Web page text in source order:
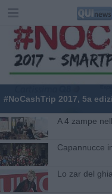
#NoCashTrip 2017, 5a
A 4 zampe
Capannucce
Lo zar del